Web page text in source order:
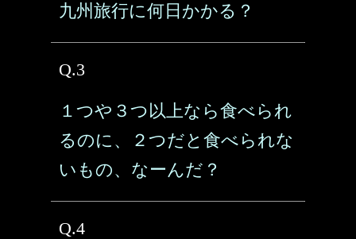
九州旅行に何日かかる？
Q.3
１つや３つ以上なら食べられ
るのに、２つだと食べられな
いもの、なーんだ？
Q.4